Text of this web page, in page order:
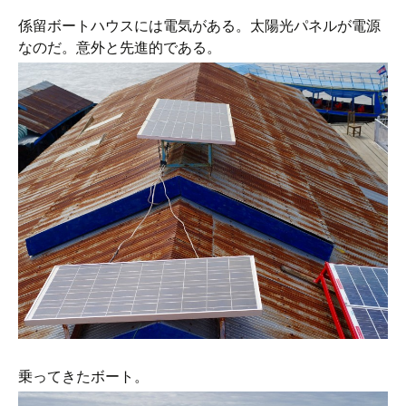
係留ボートハウスには電気がある。太陽光パネルが電源
なのだ。意外と先進的である。
乗ってきたボート。